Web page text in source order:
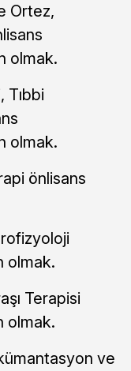
Ortez,
olmak.
Tıbbi
olmak.
önlisans
olmak.
Terapisi
olmak.
ve